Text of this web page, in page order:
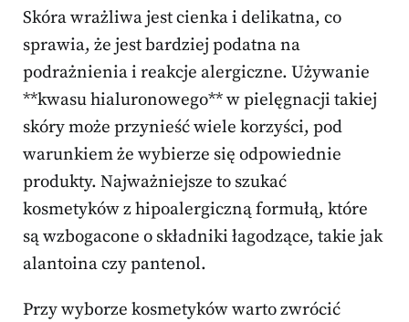
Skóra wrażliwa jest cienka i delikatna, co
sprawia, że jest bardziej podatna na
podrażnienia i reakcje alergiczne. Używanie
**kwasu hialuronowego** w pielęgnacji takiej
skóry może przynieść wiele korzyści, pod
warunkiem że wybierze się odpowiednie
produkty. Najważniejsze to szukać
kosmetyków z hipoalergiczną formułą, które
są wzbogacone o składniki łagodzące, takie jak
alantoina czy pantenol.
Przy wyborze kosmetyków warto zwrócić